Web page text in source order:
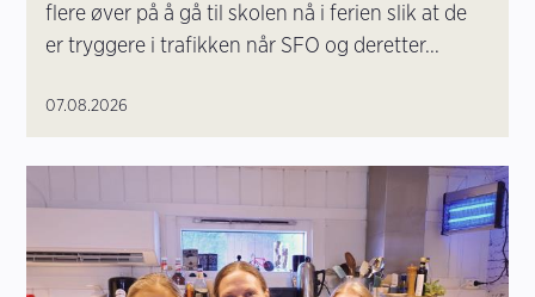
07.08.2026
flere øver på å gå til skolen nå i ferien slik at de
er tryggere i trafikken når SFO og deretter...